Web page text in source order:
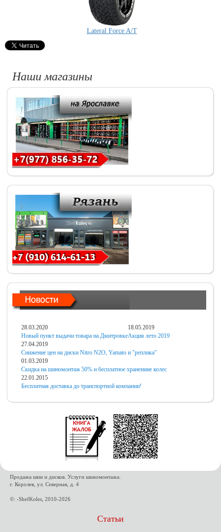
Lateral Force A/T
Наши магазины
28.03.2020
Новый пункт выдачи товара на Дмитровке
18.05.2019
Акция лето 2019
27.04.2019
Снижение цен на диски Nitro N2O, Yamato и "реплика"
01.03.2019
Скидка на шиномонтаж 50% и бесплатное хранениие колес
22.01.2015
Бесплатная доставка до транспортной компании!
Продажа шин и дисков. Услуги шиномонтажа.
г. Королев, ул. Северная, д. 4
©: -ShefKoles, 2010-2026
Статьи